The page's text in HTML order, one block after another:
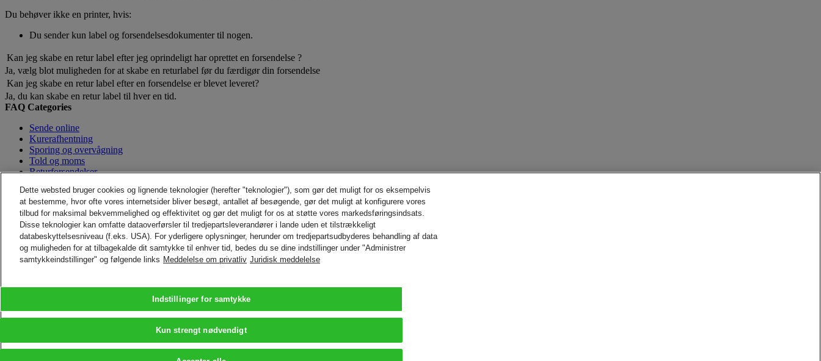
Du behøver ikke en printer, hvis:
Du sender kun label og forsendelsesdokumenter til nogen.
Kan jeg skabe en retur label efter jeg oprindeligt har oprettet en forsendelse ?
Ja, vælg blot muligheden for at skabe en returlabel før du færdigør din forsendelse
Kan jeg skabe en retur label efter en forsendelse er blevet leveret?
Ja, du kan skabe en retur label til hver en tid.
FAQ Categories
Sende online
Kurerafhentning
Sporing og overvågning
Told og moms
Returforsendelser
Beskyttelse af kundenummer
Login og adgangskode
Tilbage til toppen
KONTAKT OG SUPPORT
Hjælp og support
Ofte Stillede Spørgsmål
Pengene Tilbage-Garanti
Forebyggelse/IT sikkerhed
Juridisk Enhed
Bæredygtighed
Dette websted bruger cookies og lignende teknologier (herefter "teknologier"), som gør det muligt for os eksempelvis
at bestemme, hvor ofte vores internetsider bliver besøgt, antallet af besøgende, gør det muligt at konfigurere vores
tilbud for maksimal bekvemmelighed og effektivitet og gør det muligt for os at støtte vores markedsføringsindsats.
Disse teknologier kan omfatte dataoverførsler til tredjepartsleverandører i lande uden et tilstrækkeligt
databeskyttelsesniveau (f.eks. USA). For yderligere oplysninger, herunder om tredjepartsudbyderes behandling af data
og muligheden for at tilbagekalde dit samtykke til enhver tid, bedes du se dine indstillinger under "Administrer
samtykkeindstillinger" og følgende links Meddelelse om privatliv Juridisk meddelelse
Indstillinger for samtykke
Kun strengt nødvendigt